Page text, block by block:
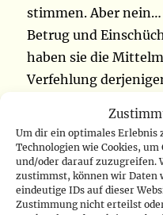
Um dir ein optimales Erlebnis
Technologien wie Cookies,
und/oder darauf zuzugreifen.
zustimmst, können wir Daten
eindeutige IDs auf dieser
Zustimmung nicht erteilst
stimmen. Aber
Betrug und
haben sie die
Verfehlung
Gouverneur der
Vorsitzender der
Congolais